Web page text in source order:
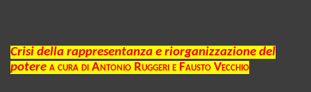
Crisi della rappresentanza e riorganizzazione del
potere a cura di Antonio Ruggeri e Fausto Vecchio